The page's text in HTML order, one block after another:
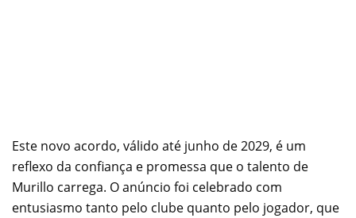
Este novo acordo, válido até junho de 2029, é um
reflexo da confiança e promessa que o talento de
Murillo carrega. O anúncio foi celebrado com
entusiasmo tanto pelo clube quanto pelo jogador, que